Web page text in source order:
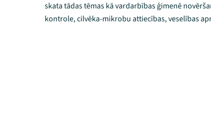
skata tādas tēmas kā vardarbības ģimenē
kontrole, cilvēka-mikrobu attiecības, veselības